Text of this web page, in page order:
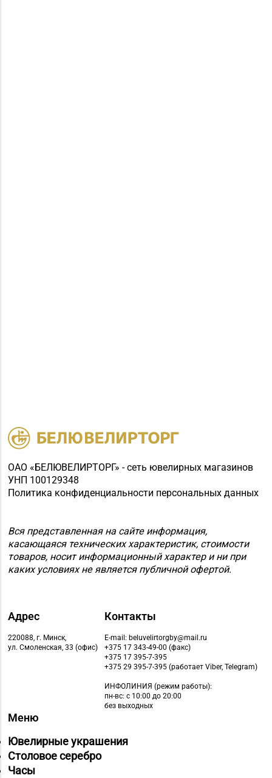
ОАО «БЕЛЮВЕЛИРТОРГ» - сеть ювелирных магазинов
УНП 100129348
Политика конфиденциальности персональных данных
Вся представленная на сайте информация,
касающаяся технических характеристик, стоимости
товаров, носит информационный характер и ни при
каких условиях не является публичной офертой.
Адрес
220088, г. Минск,
ул. Смоленская, 33 (офис)
Контакты
E-mail: beluvelirtorgby@mail.ru
+375 17 343-49-00 (факс)
+375 17 395-7-395
+375 29 395-7-395 (работает Viber, Telegram)
ИНФОЛИНИЯ (режим работы):
пн-вс: с 10:00 до 20:00
без выходных
Меню
Ювелирные украшения
Столовое серебро
Часы